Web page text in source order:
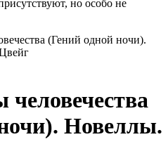
но особо не
(Гений одной ночи).
человечества
Новеллы.